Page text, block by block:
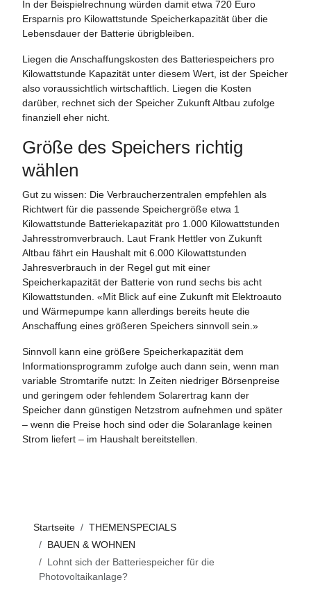
In der Beispielrechnung würden damit etwa 720 Euro
Ersparnis pro Kilowattstunde Speicherkapazität über die
Lebensdauer der Batterie übrigbleiben.
Liegen die Anschaffungskosten des Batteriespeichers pro
Kilowattstunde Kapazität unter diesem Wert, ist der Speicher
also voraussichtlich wirtschaftlich. Liegen die Kosten
darüber, rechnet sich der Speicher Zukunft Altbau zufolge
finanziell eher nicht.
Größe des Speichers richtig
wählen
Gut zu wissen: Die Verbraucherzentralen empfehlen als
Richtwert für die passende Speichergröße etwa 1
Kilowattstunde Batteriekapazität pro 1.000 Kilowattstunden
Jahresstromverbrauch. Laut Frank Hettler von Zukunft
Altbau fährt ein Haushalt mit 6.000 Kilowattstunden
Jahresverbrauch in der Regel gut mit einer
Speicherkapazität der Batterie von rund sechs bis acht
Kilowattstunden. «Mit Blick auf eine Zukunft mit Elektroauto
und Wärmepumpe kann allerdings bereits heute die
Anschaffung eines größeren Speichers sinnvoll sein.»
Sinnvoll kann eine größere Speicherkapazität dem
Informationsprogramm zufolge auch dann sein, wenn man
variable Stromtarife nutzt: In Zeiten niedriger Börsenpreise
und geringem oder fehlendem Solarertrag kann der
Speicher dann günstigen Netzstrom aufnehmen und später
– wenn die Preise hoch sind oder die Solaranlage keinen
Strom liefert – im Haushalt bereitstellen.
Startseite
THEMENSPECIALS
BAUEN & WOHNEN
Lohnt sich der Batteriespeicher für die
Photovoltaikanlage?